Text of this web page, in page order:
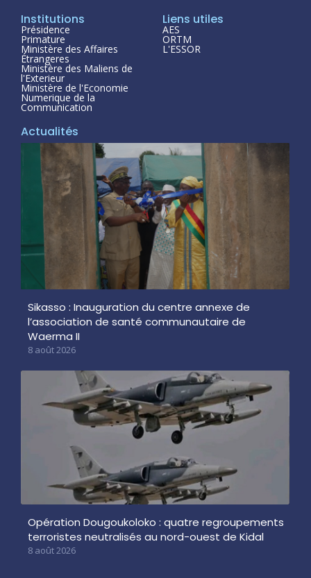
Institutions
Présidence
Primature
Ministère des Affaires
Étrangeres
Ministère des Maliens de
l'Exterieur
Ministère de l'Economie
Numerique de la
Communication
Liens utiles
AES
ORTM
L'ESSOR
Actualités
Sikasso : Inauguration du centre annexe de
l’association de santé communautaire de
Waerma II
8 août 2026
Opération Dougoukoloko : quatre regroupements
terroristes neutralisés au nord-ouest de Kidal
8 août 2026